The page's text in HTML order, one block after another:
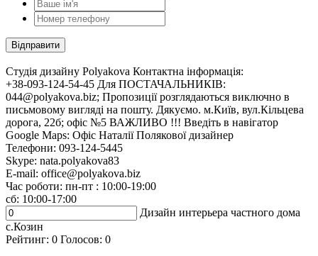
Cтудія дизайну Polyakova Контактна інформація:
+38-093-124-54-45 Для ПОСТАЧАЛЬНИКІВ:
044@polyakova.biz; Пропозиції розглядаються виключно в
письмовому вигляді на пошту. Дякуємо. м.Київ, вул.Кільцева
дорога, 22б; офіс №5 ВАЖЛИВО !!! Введіть в навігатор
Google Maps: Офіс Наталії Полякової дизайнер
Телефони: 093-124-5445
Skype: nata.polyakova83
E-mail: office@polyakova.biz
Час роботи: пн-пт : 10:00-19:00
сб: 10:00-17:00
Дизайн интерьера частного дома
с.Козин
Рейтинг: 0 Голосов: 0